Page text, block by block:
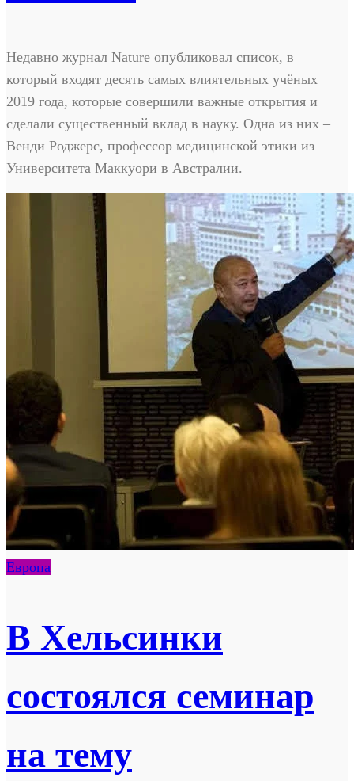
Недавно журнал Nature опубликовал список, в
который входят десять самых влиятельных учёных
2019 года, которые совершили важные открытия и
сделали существенный вклад в науку. Одна из них –
Венди Роджерс, профессор медицинской этики из
Университета Маккуори в Австралии.
Европа
В Хельсинки
состоялся семинар
на тему